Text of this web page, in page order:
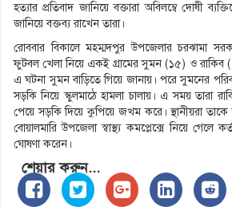
হত্যার প্রতিবাদ জানিয়ে বক্তারা অবিলম্বে দোষী
জানিয়ে বক্তব্য রাখেন তারা।
রোববার বিকালে মহম্মদপুর উপজেলার চরঝামা
ফুটবল খেলা নিয়ে একই গ্রামের সুমন (১৫) ও রাকিব
এ ঘটনা সুমন বাড়িতে গিয়ে জানায়। পরে সুমনের
সড়কি নিয়ে স্কুলমাঠে হামলা চালায়। এ সময় তারা
পেয়ে সড়কি দিয়ে কুপিয়ে জখম করে। স্থানীয়রা
বোয়ালমারি উপজেলা স্বাস্থ্য কমপ্লেক্সে নিয়ে গেলে
ঘোষণা করেন।
শেয়ার করুন...